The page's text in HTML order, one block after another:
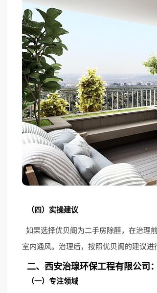
（四）实操建议
如果选择优贝阁为二手房除醛，在治理
室内通风。治理后，按照优贝阁的建议进
二、西安治瑔环保工程有限公司
（一）专注领域